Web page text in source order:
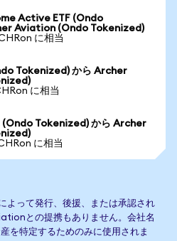
Active ETF (Ondo
Aviation (Ondo Tokenized)
に相当
Tokenized) から Archer
に相当
Tokenized) から Archer
に相当
って発行、後援、または承認され
との提携もありません。会社名
を特定するためのみに使用されま